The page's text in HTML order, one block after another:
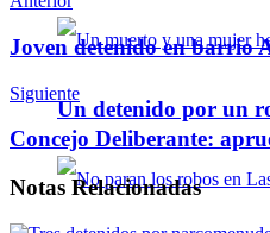
Un detenido por un
Telegram
Joven detenido en barrio
Siguiente
Concejo Deliberante:
Notas Relacionadas